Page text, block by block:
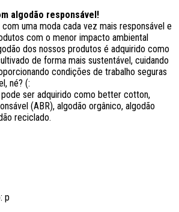
algodão responsável!
uma moda cada vez mais responsável e
com o menor impacto ambiental
dos nossos produtos é adquirido como
de forma mais sustentável, cuidando
condições de trabalho seguras
né? (:
ser adquirido como better cotton,
(ABR), algodão orgânico, algodão
reciclado.
p